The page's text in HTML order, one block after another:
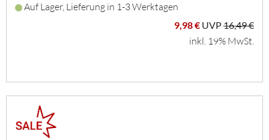
Auf Lager, Lieferung in 1-3 Werktagen
9,98 € UVP16,49 €
inkl. 19% MwSt.